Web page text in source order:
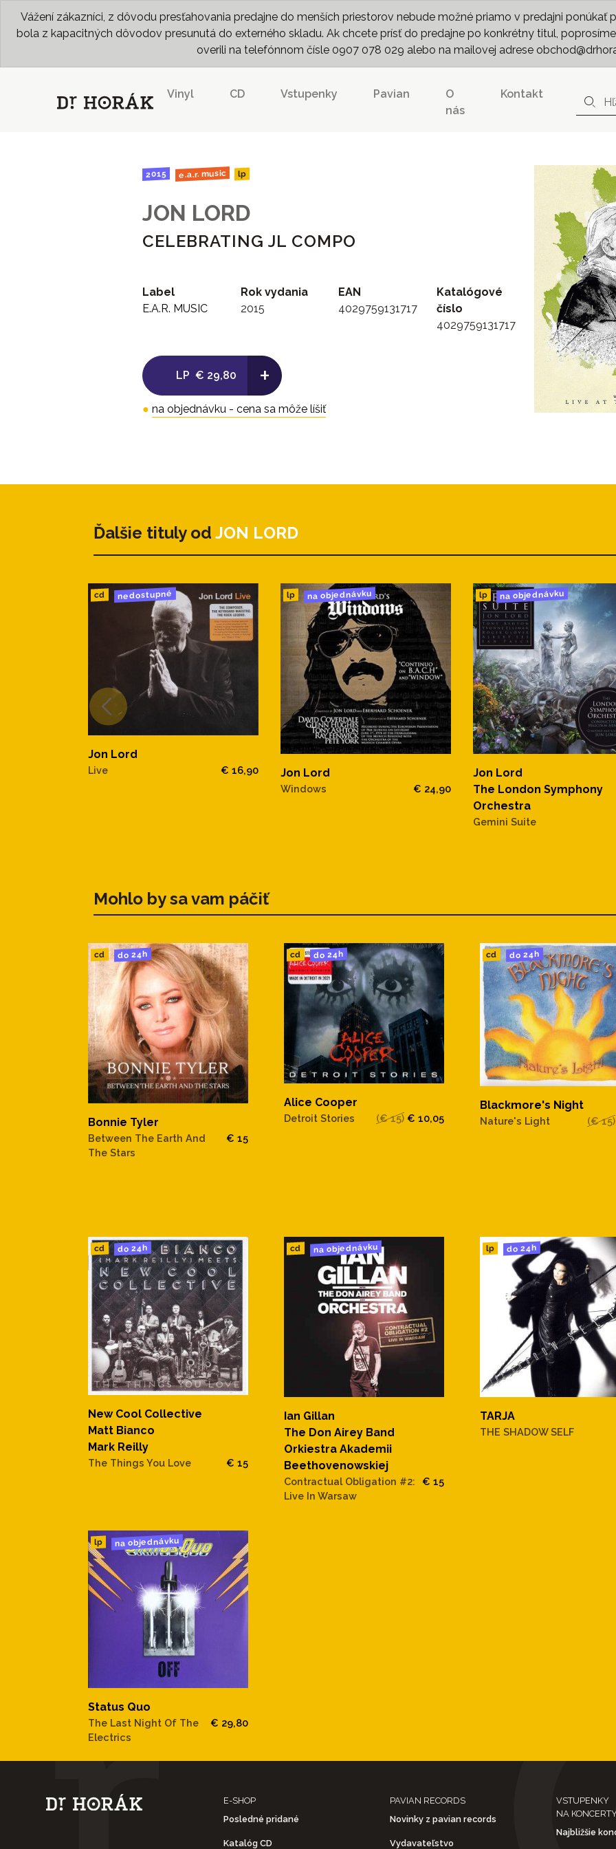
Vážení zákazníci, z dôvodu presťahovania predajne do menších priestorov nebude možné priamo v predajni
bola z kapacitných dôvodov presunutá do externého skladu. Ak chcete prísť do predajne po konkrétny titul,
overili na telefónnom čísle 0907 078 029 alebo na mailovej adrese
Vinyl CD Vstupenky Pavian
O
nás
Kontakt
2015 e.a.r. music lp
JON LORD
CELEBRATING JL COMPO
Label
E.A.R. MUSIC
Rok vydania
2015
EAN
4029759131717
Katalógové
číslo
4029759131717
LP € 29,80 +
● na objednávku - cena sa môže líšiť
Ďalšie tituly od JON LORD
cd nedostupné
Jon Lord
Live € 16,90
lp na objednávku
Jon Lord
Windows € 24,90
lp na objednávku
Jon Lord
The London Symphony
Orchestra
Gemini Suite
Mohlo by sa vam páčiť
cd do 24h
Bonnie Tyler
Between The Earth And
The Stars
€ 15
cd do 24h
Alice Cooper
Detroit Stories (€ 15) € 10,05
cd do 24h
Blackmore's Night
Nature's Light (€ 15)
cd do 24h
New Cool Collective
Matt Bianco
Mark Reilly
The Things You Love € 15
cd na objednávku
Ian Gillan
The Don Airey Band
Orkiestra Akademii
Beethovenowskiej
Contractual Obligation #2:
Live In Warsaw
€ 15
lp do 24h
TARJA
THE SHADOW SELF
lp na objednávku
Status Quo
The Last Night Of The
Electrics
€ 29,80
E-SHOP
Posledné pridané
Katalóg CD
PAVIAN RECORDS
Novinky z pavian records
Vydavateľstvo
VSTUPENKY
NA
Najbližšie